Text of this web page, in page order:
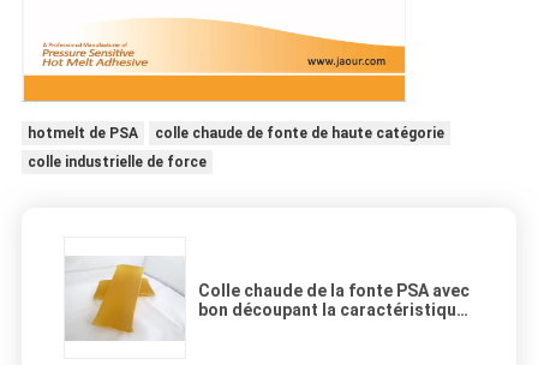
hotmelt de PSA
colle chaude de fonte de haute catégorie
colle industrielle de force
Colle chaude de la fonte PSA avec
bon découpant la caractéristique